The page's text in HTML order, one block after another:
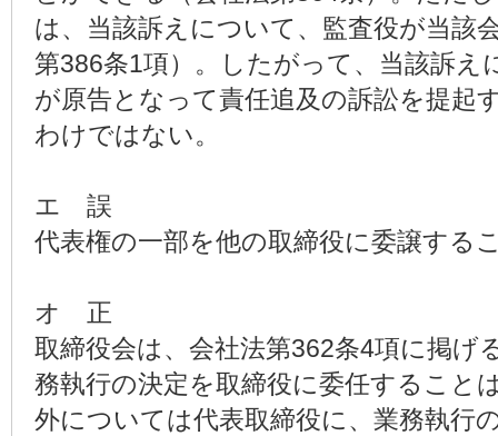
は、当該訴えについて、監査役が当該
第386条1項）。したがって、当該訴え
が原告となって責任追及の訴訟を提起
わけではない。
エ 誤
代表権の一部を他の取締役に委譲する
オ 正
取締役会は、会社法第362条4項に掲げ
務執行の決定を取締役に委任すること
外については代表取締役に、業務執行